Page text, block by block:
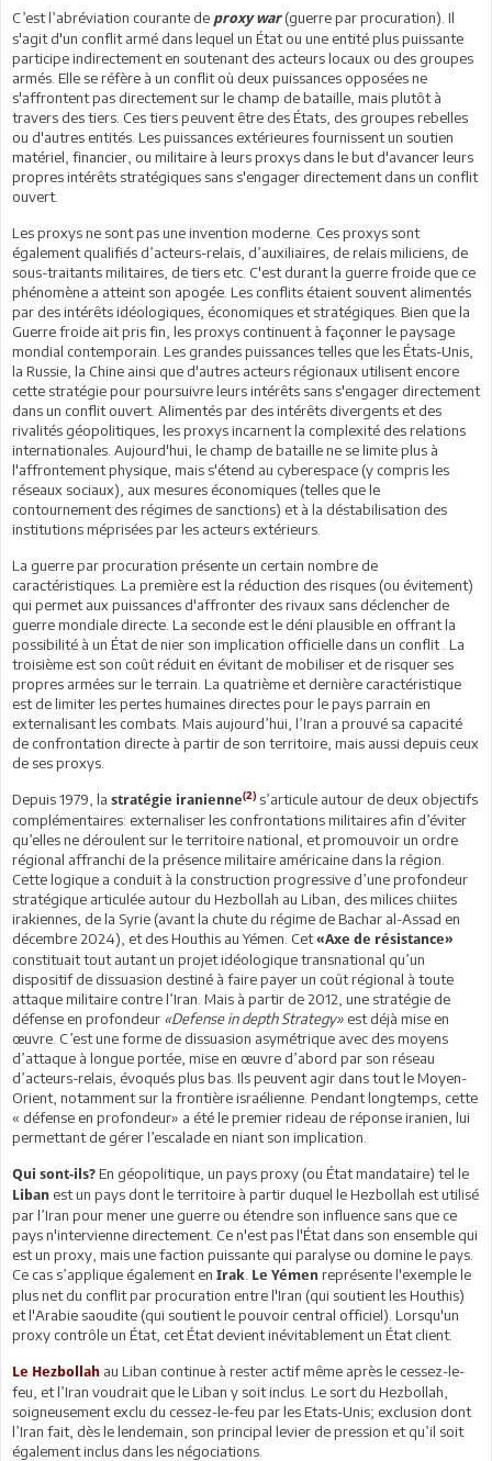
C’est l’abréviation courante de proxy war (guerre par procuration). Il
s'agit d'un conflit armé dans lequel un État ou une entité plus puissante
participe indirectement en soutenant des acteurs locaux ou des groupes
armés. Elle se réfère à un conflit où deux puissances opposées ne
s'affrontent pas directement sur le champ de bataille, mais plutôt à
travers des tiers. Ces tiers peuvent être des États, des groupes rebelles
ou d'autres entités. Les puissances extérieures fournissent un soutien
matériel, financier, ou militaire à leurs proxys dans le but d'avancer leurs
propres intérêts stratégiques sans s'engager directement dans un conflit
ouvert.
Les proxys ne sont pas une invention moderne. Ces proxys sont
également qualifiés d’acteurs-relais, d’auxiliaires, de relais miliciens, de
sous-traitants militaires, de tiers etc. C'est durant la guerre froide que ce
phénomène a atteint son apogée. Les conflits étaient souvent alimentés
par des intérêts idéologiques, économiques et stratégiques. Bien que la
Guerre froide ait pris fin, les proxys continuent à façonner le paysage
mondial contemporain. Les grandes puissances telles que les États-Unis,
la Russie, la Chine ainsi que d'autres acteurs régionaux utilisent encore
cette stratégie pour poursuivre leurs intérêts sans s'engager directement
dans un conflit ouvert. Alimentés par des intérêts divergents et des
rivalités géopolitiques, les proxys incarnent la complexité des relations
internationales. Aujourd'hui, le champ de bataille ne se limite plus à
l'affrontement physique, mais s'étend au cyberespace (y compris les
réseaux sociaux), aux mesures économiques (telles que le
contournement des régimes de sanctions) et à la déstabilisation des
institutions méprisées par les acteurs extérieurs.
La guerre par procuration présente un certain nombre de
caractéristiques. La première est la réduction des risques (ou évitement)
qui permet aux puissances d'affronter des rivaux sans déclencher de
guerre mondiale directe. La seconde est le déni plausible en offrant la
possibilité à un État de nier son implication officielle dans un conflit . La
troisième est son coût réduit en évitant de mobiliser et de risquer ses
propres armées sur le terrain. La quatrième et dernière caractéristique
est de limiter les pertes humaines directes pour le pays parrain en
externalisant les combats. Mais aujourd’hui, l’Iran a prouvé sa capacité
de confrontation directe à partir de son territoire, mais aussi depuis ceux
de ses proxys.
Depuis 1979, la stratégie iranienne(2) s’articule autour de deux objectifs
complémentaires: externaliser les confrontations militaires afin d’éviter
qu’elles ne déroulent sur le territoire national, et promouvoir un ordre
régional affranchi de la présence militaire américaine dans la région.
Cette logique a conduit à la construction progressive d’une profondeur
stratégique articulée autour du Hezbollah au Liban, des milices chiites
irakiennes, de la Syrie (avant la chute du régime de Bachar al-Assad en
décembre 2024), et des Houthis au Yémen. Cet«Axe de résistance»
constituait tout autant un projet idéologique transnational qu’un
dispositif de dissuasion destiné à faire payer un coût régional à toute
attaque militaire contre l’Iran. Mais à partir de 2012, une stratégie de
défense en profondeur «Defense in depth Strategy» est déjà mise en
œuvre. C’est une forme de dissuasion asymétrique avec des moyens
d’attaque à longue portée, mise en œuvre d’abord par son réseau
d’acteurs-relais, évoqués plus bas. Ils peuvent agir dans tout le Moyen-
Orient, notamment sur la frontière israélienne. Pendant longtemps, cette
« défense en profondeur» a été le premier rideau de réponse iranien, lui
permettant de gérer l’escalade en niant son implication.
Qui sont-ils? En géopolitique, un pays proxy (ou État mandataire) tel le
Liban est un pays dont le territoire à partir duquel le Hezbollah est utilisé
par l’Iran pour mener une guerre ou étendre son influence sans que ce
pays n'intervienne directement. Ce n'est pas l'État dans son ensemble qui
est un proxy, mais une faction puissante qui paralyse ou domine le pays.
Ce cas s’applique également en Irak Le Yémen représente l'exemple le
plus net du conflit par procuration entre l'Iran (qui soutient les Houthis)
et l'Arabie saoudite (qui soutient le pouvoir central officiel). Lorsqu'un
proxy contrôle un État, cet État devient inévitablement un État client.
Le Hezbollah au Liban continue à rester actif même après le cessez-le-
feu, et l’Iran voudrait que le Liban y soit inclus. Le sort du Hezbollah,
soigneusement exclu du cessez-le-feu par les Etats-Unis; exclusion dont
l’Iran fait, dès le lendemain, son principal levier de pression et qu’il soit
également inclus dans les négociations.